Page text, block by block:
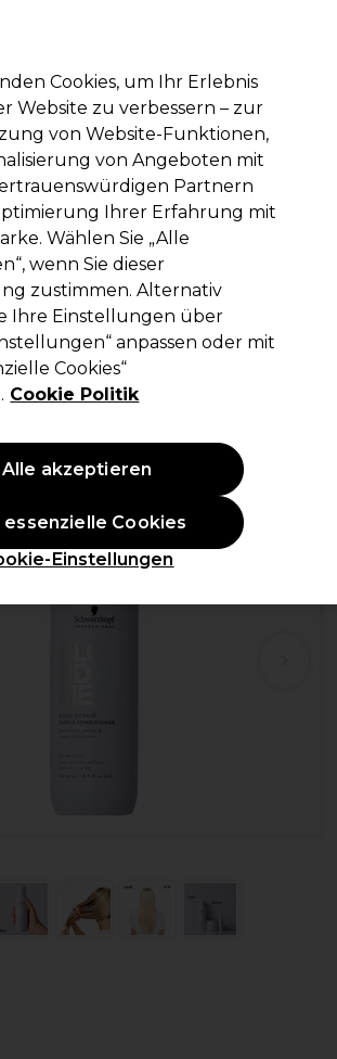
Anmelden
Haare Elektrogeräte Saloneinrichtung
und Lieferzeiten
– mehr erfahren
Professional Blond Me
Silber-Conditioner 250ml
(PROFI-PREIS)
| 7.76 € pro 100ml
Cookies, um Ihr Erlebnis
Website zu verbessern – zur
von Website-Funktionen,
von Angeboten mit
Partnern
Ihrer Erfahrung mit
Wählen Sie „Alle
wenn Sie dieser
zustimmen. Alternativ
Ihre Einstellungen über
anpassen oder mit
Cookies“
Cookie Politik
Einstellungen
essenzielle Cookies
Alle akzeptieren